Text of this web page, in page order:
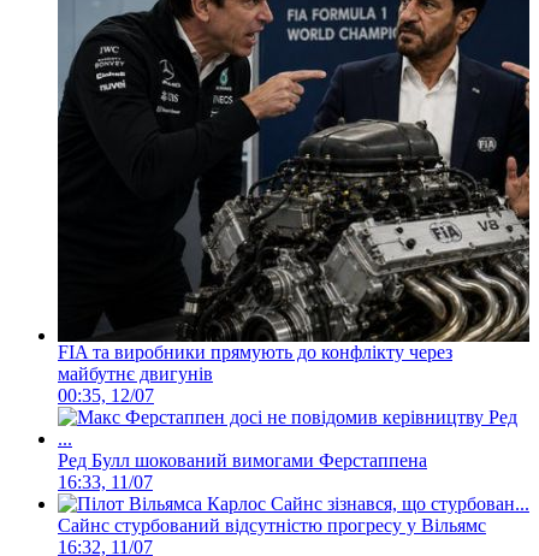
FIA та виробники прямують до конфлікту через
майбутнє двигунів
00:35, 12/07
Ред Булл шокований вимогами Ферстаппена
16:33, 11/07
Сайнс стурбований відсутністю прогресу у Вільямс
16:32, 11/07